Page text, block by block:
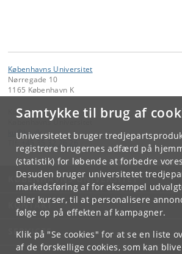
Samtykke til brug af
Universitetet bruger
registrere brugernes adfærd på
(statistik) for løbende at forbedre
Desuden bruger universitetet
markedsføring af for eksempel
eller kurser, til at personalisere
følge op på effekten af kampagner.
Klik på "Se cookies" for at se en liste
af de forskellige cookies, som kan
Københavns Universitet
Nørregade 10
1165 København K
Kontakt:
Københavns Universitet
@ku.dk
KØBENHAVNS UNIVERSITET
KONTAKT
SERVICES